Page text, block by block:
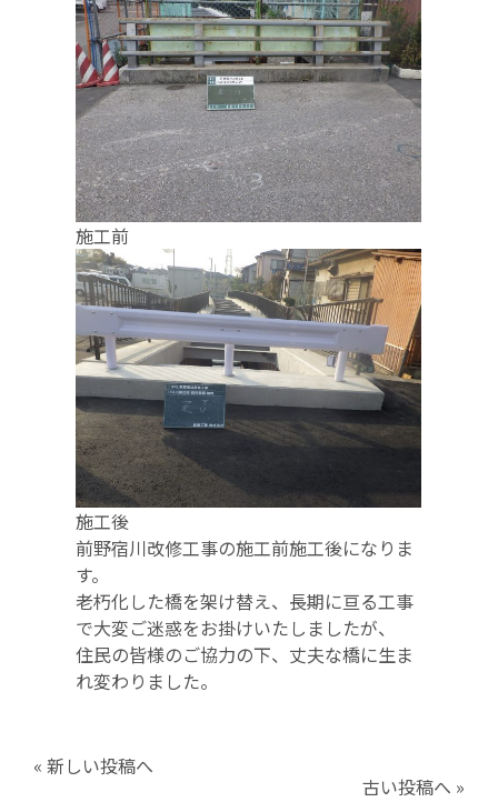
施工前
施工後
前野宿川改修工事の施工前施工後になりま
す。
老朽化した橋を架け替え、長期に亘る工事
で大変ご迷惑をお掛けいたしましたが、
住民の皆様のご協力の下、丈夫な橋に生ま
れ変わりました。
« 新しい投稿へ
古い投稿へ »